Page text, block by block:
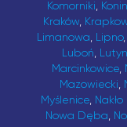
Komorniki, Konin
Kraków,
Limanowa, Lipno,
Luboń,
Marcinkowice,
Mazowiecki,
Myślenice,
Nowa Dęba,